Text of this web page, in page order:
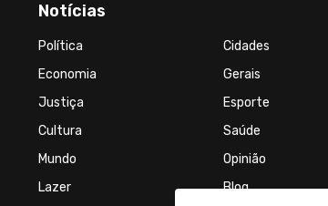
Notícias
Política
Cidades
Economia
Gerais
Justiça
Esporte
Cultura
Saúde
Mundo
Opinião
Lazer
Blog